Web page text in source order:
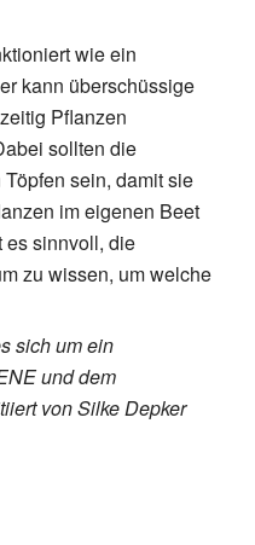
wie ein
kann überschüssige
Pflanzen
sollten die
sein, damit sie
im eigenen Beet
es sinnvoll, die
zu wissen, um welche
sich um ein
und dem
von Silke Depker